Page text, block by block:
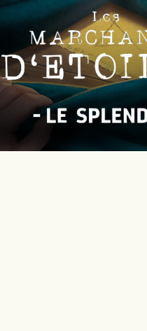
Clément Malet
(ouJulian
Tournay
Sébastien
Adaptation et Mise en scène
Safa
Paroles & musiques :Samuel
Chorégraphies :Johan Nus
Clément Cabrel